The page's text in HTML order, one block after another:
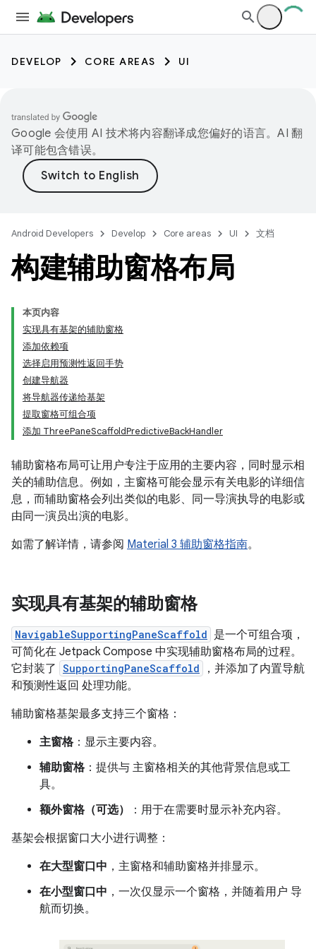
DEVELOP CORE AREAS UI
Google 会使用 AI 技术将内容翻译成您偏好的语言。AI 翻
译可能包含错误。
Android Developers Develop Core areas UI 文档
构建辅助窗格布局
本页内容
实现具有基架的辅助窗格
添加依赖项
选择启用预测性返回手势
创建导航器
将导航器传递给基架
提取窗格可组合项
添加 ThreePaneScaffoldPredictiveBackHandler
辅助窗格布局可让用户专注于应用的主要内容，同时显示相
关的辅助信息。例如，主窗格可能会显示有关电影的详细信
息，而辅助窗格会列出类似的电影、同一导演执导的电影或
由同一演员出演的电影。
如需了解详情，请参阅 Material 3 辅助窗格指南。
实现具有基架的辅助窗格
NavigableSupportingPaneScaffold 是一个可组合项，
可简化在 Jetpack Compose 中实现辅助窗格布局的过程。
它封装了 SupportingPaneScaffold
，并添加了内置导航
和预测性返回 处理功能。
辅助窗格基架最多支持三个窗格：
主窗格 ：显示主要内容。
辅助窗格 ：提供与 主窗格相关的其他背景信息或工
具。
额外窗格（可选）
：用于在需要时显示补充内容。
基架会根据窗口大小进行调整：
在大型窗口中 ，主窗格和辅助窗格并排显示。
在小型窗口中 ，一次仅显示一个窗格，并随着用户 导
航而切换。